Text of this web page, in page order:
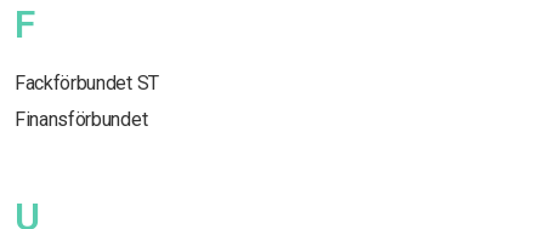
F
Fackförbundet ST
Finansförbundet
U